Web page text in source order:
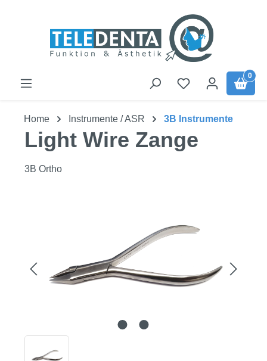
0
Home Instrumente / ASR 3B Instrumente
Light Wire Zange
3B Ortho